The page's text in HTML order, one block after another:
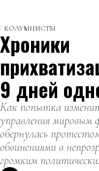
КОЛУМНИСТЫ
Хроники
9 дней
Как попытка
управления мировым
обернулась
обвинениями в
громким